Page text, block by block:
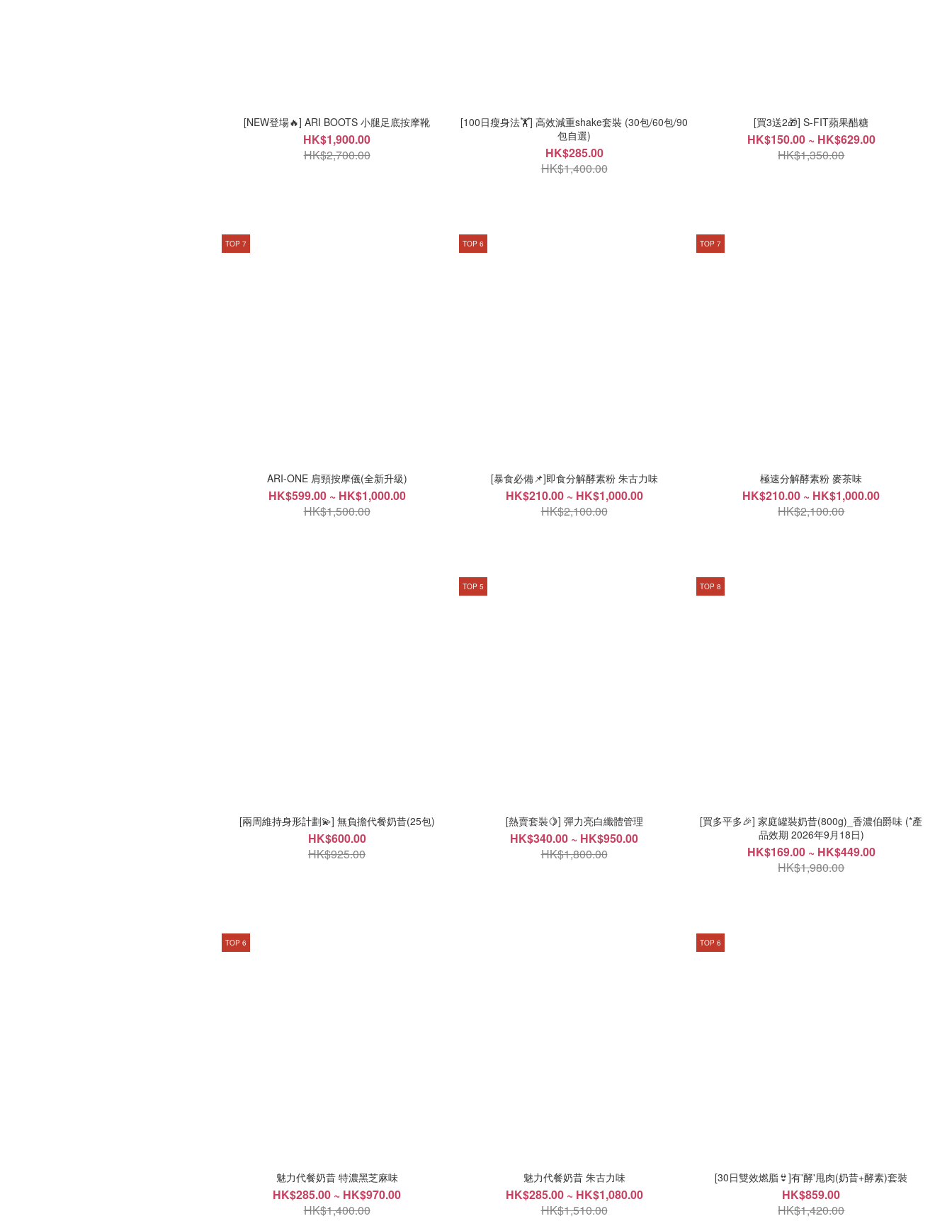
[NEW登場🔥] ARI BOOTS 小腿足底按摩靴
HK$1,900.00
HK$2,700.00
[100日瘦身法🏋️] 高效減重shake套裝 (30包/60包/90
包自選)
HK$285.00
HK$1,400.00
[買3送2🎁] S-FIT蘋果醋糖
HK$150.00 ~ HK$629.00
HK$1,350.00
TOP 7
ARI-ONE 肩頸按摩儀(全新升級)
HK$599.00 ~ HK$1,000.00
HK$1,500.00
TOP 6
[暴食必備📌]即食分解酵素粉 朱古力味
HK$210.00 ~ HK$1,000.00
HK$2,100.00
TOP 7
極速分解酵素粉 麥茶味
HK$210.00 ~ HK$1,000.00
HK$2,100.00
[兩周維持身形計劃💫] 無負擔代餐奶昔(25包)
HK$600.00
HK$925.00
TOP 5
[熱賣套裝🍋] 彈力亮白纖體管理
HK$340.00 ~ HK$950.00
HK$1,800.00
TOP 8
[買多平多🎉] 家庭罐裝奶昔(800g)_香濃伯爵味 (*產
品效期 2026年9月18日)
HK$169.00 ~ HK$449.00
HK$1,980.00
TOP 6
魅力代餐奶昔 特濃黑芝麻味
HK$285.00 ~ HK$970.00
HK$1,400.00
魅力代餐奶昔 朱古力味
HK$285.00 ~ HK$1,080.00
HK$1,510.00
TOP 6
[30日雙效燃脂👙]有'酵'甩肉(奶昔+酵素)套裝
HK$859.00
HK$1,420.00